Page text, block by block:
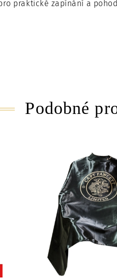
praktické zapínání a
Podobné